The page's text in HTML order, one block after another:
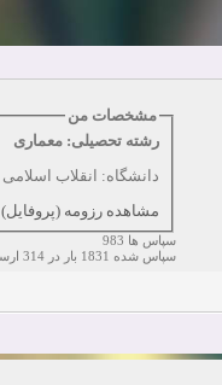
زمان:10-13-2024
مشخصات من
رشته تحصیلی: معماری
دانشگاه: انقلاب اسلامی
مشاهده رزومه (پروفایل)
سپاس ها 983
سپاس شده 1831 بار در 314 ارسال